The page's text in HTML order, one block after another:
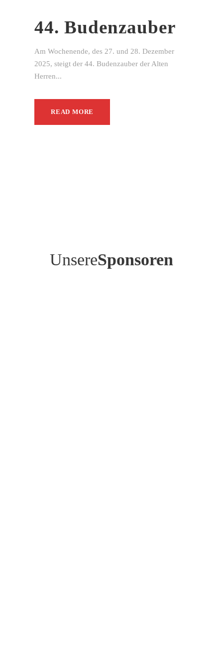
44. Budenzauber
Am Wochenende, des 27. und 28. Dezember
2025, steigt der 44. Budenzauber der Alten
Herren...
READ MORE
UnsereSponsoren